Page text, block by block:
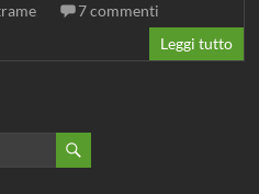
7 commenti
Leggi tutto